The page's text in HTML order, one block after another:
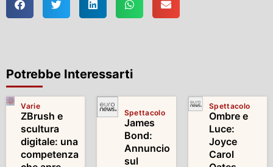
Potrebbe Interessarti
Varie
ZBrush e
scultura
digitale: una
competenza
Spettacolo
James
Bond:
Annuncio
sul
Spettacolo
Ombre e
Luce:
Joyce
Carol